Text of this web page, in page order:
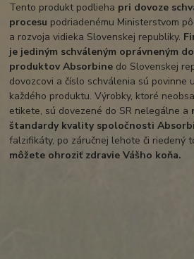
Tento produkt podlieha pri dovoze
procesu podriadenému Ministerstvom
a rozvoja vidieka Slovenskej republiky.
je jediným schváleným oprávneným
produktov Absorbine do Slovenskej
dovozcovi a číslo schválenia sú povinne
každého produktu. Výrobky, ktoré
etikete, sú dovezené do SR nelegálne a
štandardy kvality spoločnosti
falzifikáty, po záručnej lehote či riedený
môžete ohroziť zdravie Vášho koňa.